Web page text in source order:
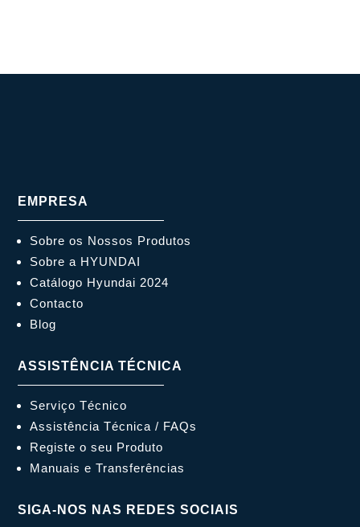
EMPRESA
Sobre os Nossos Produtos
Sobre a HYUNDAI
Catálogo Hyundai 2024
Contacto
Blog
ASSISTÊNCIA TÉCNICA
Serviço Técnico
Assistência Técnica / FAQs
Registe o seu Produto
Manuais e Transferências
SIGA-NOS NAS REDES SOCIAIS